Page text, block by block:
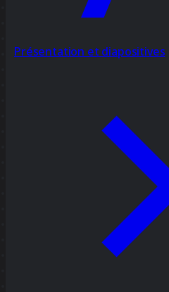
Présentation et diapositives